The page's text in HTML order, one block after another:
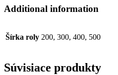
Additional information
Šírka roly 200, 300, 400, 500
Súvisiace produkty